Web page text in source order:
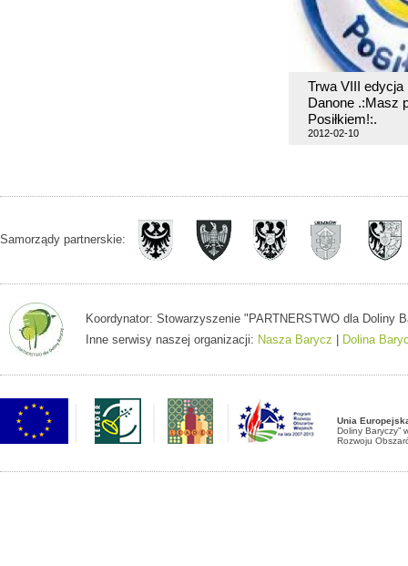
Trwa VIII
Danone .:Masz
Posiłkiem!:.
2012-02-10
Samorządy partnerskie:
Koordynator: Stowarzyszenie "PARTNERSTWO dla
Inne serwisy naszej organizacji: Nasza Barycz Dolina
Unia
Doliny Baryczy”
Rozwoju